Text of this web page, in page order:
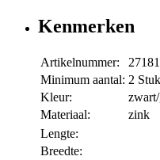
Kenmerken
Artikelnummer:
Minimum aantal: 2
Kleur:
Materiaal:
zink
Lengte:
Breedte: